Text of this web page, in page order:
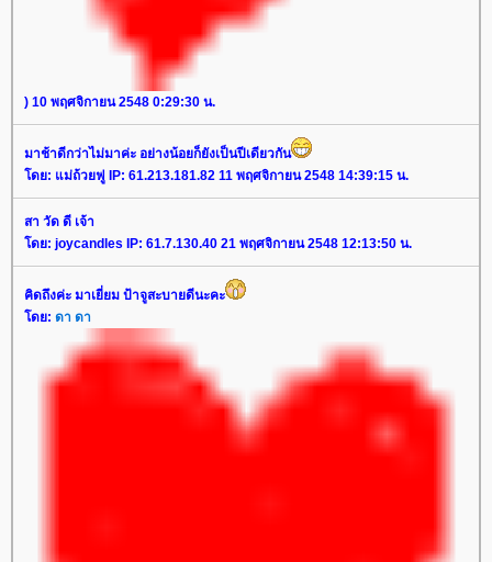
) 10 พฤศจิกายน 2548 0:29:30 น.
มาช้าดีกว่าไม่มาค่ะ อย่างน้อยก็ยังเป็นปีเดียวกัน
ดย: แม่ถ้วยฟู IP: 61.213.181.82 11 พฤศจิกายน 2548 14:39:15 น.
สา วัด ดี เจ้า
ดย: joycandles IP: 61.7.130.40 21 พฤศจิกายน 2548 12:13:50 น.
คิดถึงค่ะ มาเยี่ยม ป้าจูสะบายดีนะคะ
ดย: ดา ดา